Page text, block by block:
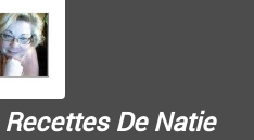
Recettes De Natie